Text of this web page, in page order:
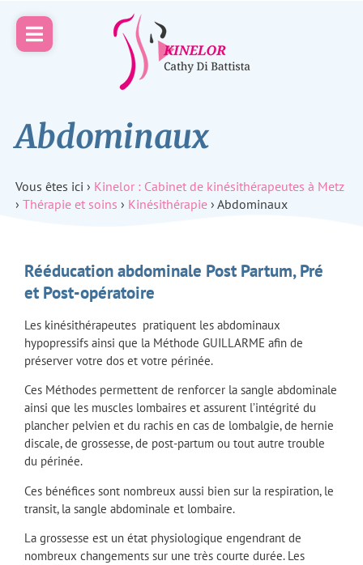
Abdominaux
Vous êtes ici › Kinelor : Cabinet de kinésithérapeutes à Metz
›Thérapie et soins › Kinésithérapie ›Abdominaux
Rééducation abdominale Post Partum, Pré
et Post-opératoire
Les kinésithérapeutes pratiquent les abdominaux
hypopressifs ainsi que la Méthode GUILLARME afin de
préserver votre dos et votre périnée.
Ces Méthodes permettent de renforcer la sangle abdominale
ainsi que les muscles lombaires et assurent l’intégrité du
plancher pelvien et du rachis en cas de lombalgie, de hernie
discale, de grossesse, de post-partum ou tout autre trouble
du périnée.
Ces bénéfices sont nombreux aussi bien sur la respiration, le
transit, la sangle abdominale et lombaire.
La grossesse est un état physiologique engendrant de
nombreux changements sur une très courte durée. Les